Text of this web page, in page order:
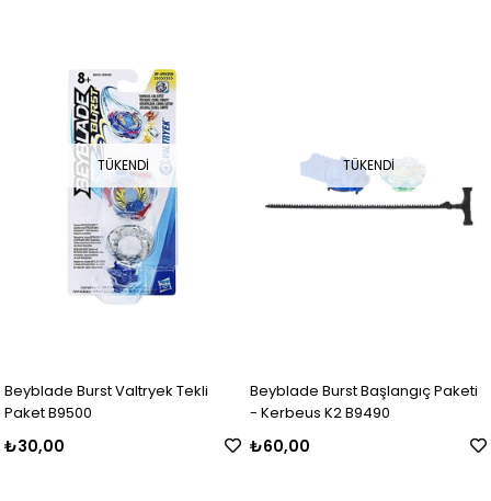
TÜKENDI
Beyblade Burst Valtryek Tekli
Paket B9500
₺30,00
TÜKENDI
Beyblade Burst Başlangıç Paketi
- Kerbeus K2 B9490
₺60,00